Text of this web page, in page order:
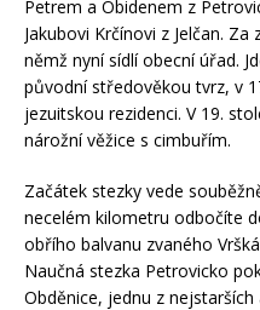
Petrem a Obidenem z
Jakubovi Krčínovi z Jelčan.
němž nyní sídlí obecní úřad.
původní středověkou tvrz, v
jezuitskou rezidenci. V 19.
nárožní věžice s cimbuřím.
Začátek stezky vede
necelém kilometru odbočíte
obřího balvanu zvaného
Naučná stezka Petrovicko
Obděnice, jednu z